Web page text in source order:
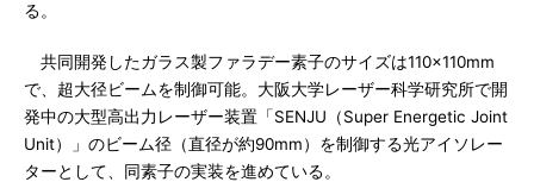
る。
共同開発したガラス製ファラデー素子のサイズは110×110mm
で、超大径ビームを制御可能。大阪大学レーザー科学研究所で開
発中の大型高出力レーザー装置「SENJU（Super Energetic Joint
Unit）」のビーム径（直径が約90mm）を制御する光アイソレー
ターとして、同素子の実装を進めている。